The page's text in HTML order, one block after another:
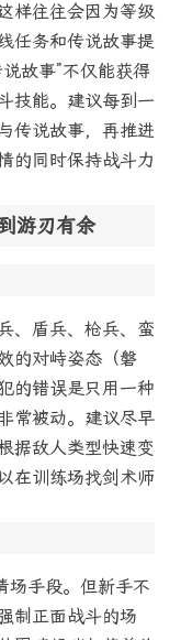
样往往会因为等级
任务和传说故事提
故事”不仅能获得
技能。建议每到一
传说故事，再推进
的同时保持战斗力
游刃有余
、盾兵、枪兵、蛮
的对峙姿态（磐
的错误是只用一种
常被动。建议尽早
据敌人类型快速变
在训练场找剑术师
场手段。但新手不
制正面战斗的场